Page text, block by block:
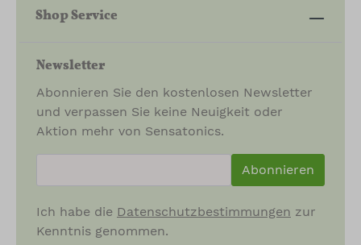
Shop Service
Newsletter
Abonnieren Sie den kostenlosen Newsletter
und verpassen Sie keine Neuigkeit oder
Aktion mehr von Sensatonics.
Abonnieren
Ich habe die Datenschutzbestimmungen zur
Kenntnis genommen.